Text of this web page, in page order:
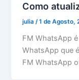
Como
julia/1 de Agosto,
FM WhatsApp
WhatsApp que
FM WhatsApp